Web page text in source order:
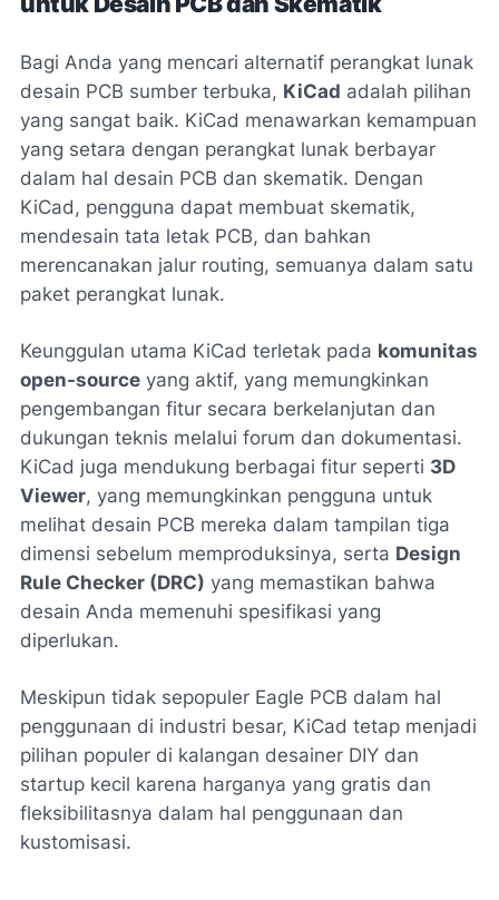
Bagi Anda yang mencari alternatif perangkat lunak
desain PCB sumber terbuka, KiCad adalah pilihan
yang sangat baik. KiCad menawarkan kemampuan
yang setara dengan perangkat lunak berbayar
dalam hal desain PCB dan skematik. Dengan
KiCad, pengguna dapat membuat skematik,
mendesain tata letak PCB, dan bahkan
merencanakan jalur routing, semuanya dalam satu
paket perangkat lunak.
Keunggulan utama KiCad terletak pada komunitas
open-source yang aktif, yang memungkinkan
pengembangan fitur secara berkelanjutan dan
dukungan teknis melalui forum dan dokumentasi.
KiCad juga mendukung berbagai fitur seperti 3D
Viewer, yang memungkinkan pengguna untuk
melihat desain PCB mereka dalam tampilan tiga
dimensi sebelum memproduksinya, serta Design
Rule Checker (DRC) yang memastikan bahwa
desain Anda memenuhi spesifikasi yang
diperlukan.
Meskipun tidak sepopuler Eagle PCB dalam hal
penggunaan di industri besar, KiCad tetap menjadi
pilihan populer di kalangan desainer DIY dan
startup kecil karena harganya yang gratis dan
fleksibilitasnya dalam hal penggunaan dan
kustomisasi.